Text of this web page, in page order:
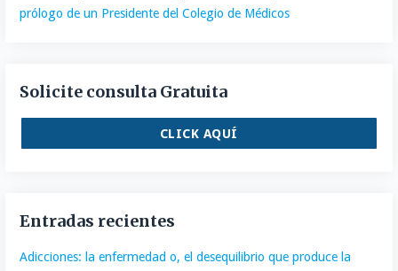
prólogo de un Presidente del Colegio de Médicos
Solicite consulta Gratuita
CLICK AQUÍ
Entradas recientes
Adicciones: la enfermedad o, el desequilibrio que produce la